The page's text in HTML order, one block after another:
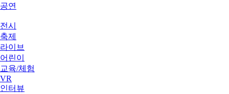
공연
전시
축제
라이브
어린이
교육/체험
VR
인터뷰